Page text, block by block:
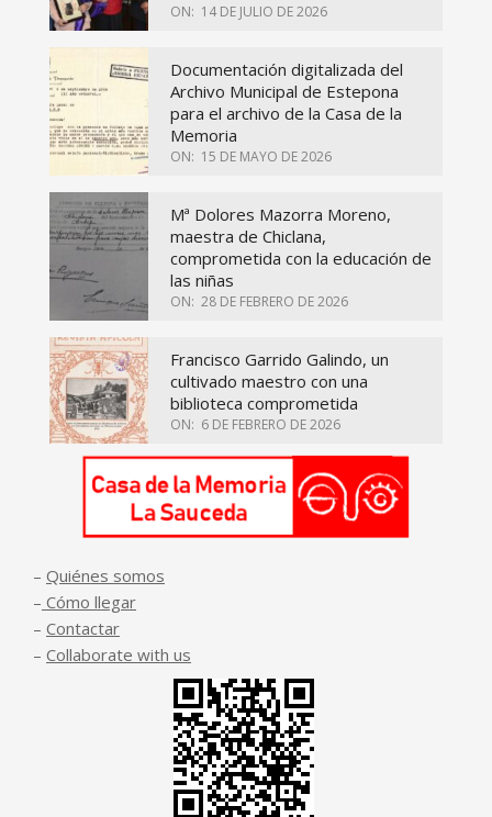
ON: 14 DE JULIO DE 2026
Documentación digitalizada del
Archivo Municipal de Estepona
para el archivo de la Casa de la
Memoria
ON: 15 DE MAYO DE 2026
Mª Dolores Mazorra Moreno,
maestra de Chiclana,
comprometida con la educación de
las niñas
ON: 28 DE FEBRERO DE 2026
Francisco Garrido Galindo, un
cultivado maestro con una
biblioteca comprometida
ON: 6 DE FEBRERO DE 2026
– Quiénes somos
– Cómo llegar
– Contactar
– Collaborate with us